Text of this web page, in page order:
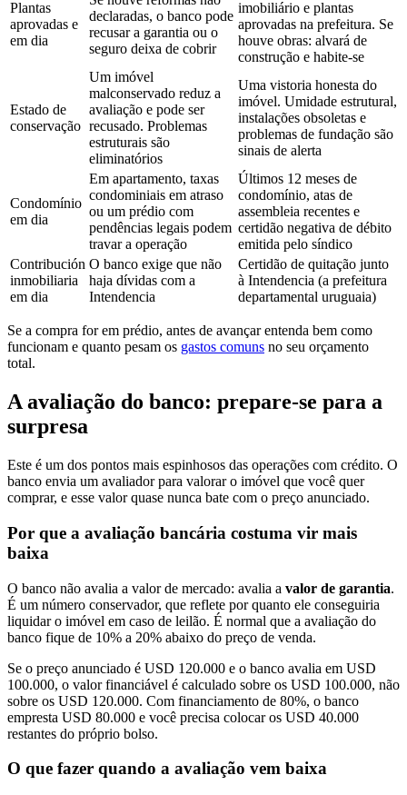
Plantas
aprovadas e
em dia
declaradas, o banco pode
recusar a garantia ou o
seguro deixa de cobrir
imobiliário e plantas
aprovadas na prefeitura. Se
houve obras: alvará de
construção e habite-se
Estado de
conservação
Um imóvel
malconservado reduz a
avaliação e pode ser
recusado. Problemas
estruturais são
eliminatórios
Uma vistoria honesta do
imóvel. Umidade estrutural,
instalações obsoletas e
problemas de fundação são
sinais de alerta
Condomínio
em dia
Em apartamento, taxas
condominiais em atraso
ou um prédio com
pendências legais podem
travar a operação
Últimos 12 meses de
condomínio, atas de
assembleia recentes e
certidão negativa de débito
emitida pelo síndico
Contribución
inmobiliaria
em dia
O banco exige que não
haja dívidas com a
Intendencia
Certidão de quitação junto
à Intendencia (a prefeitura
departamental uruguaia)
Se a compra for em prédio, antes de avançar entenda bem como
funcionam e quanto pesam os gastos comuns no seu orçamento
total.
A avaliação do banco: prepare-se para a
surpresa
Este é um dos pontos mais espinhosos das operações com crédito. O
banco envia um avaliador para valorar o imóvel que você quer
comprar, e esse valor quase nunca bate com o preço anunciado.
Por que a avaliação bancária costuma vir mais
baixa
O banco não avalia a valor de mercado: avalia a valor de garantia.
É um número conservador, que reflete por quanto ele conseguiria
liquidar o imóvel em caso de leilão. É normal que a avaliação do
banco fique de 10% a 20% abaixo do preço de venda.
Se o preço anunciado é USD 120.000 e o banco avalia em USD
100.000, o valor financiável é calculado sobre os USD 100.000, não
sobre os USD 120.000. Com financiamento de 80%, o banco
empresta USD 80.000 e você precisa colocar os USD 40.000
restantes do próprio bolso.
O que fazer quando a avaliação vem baixa